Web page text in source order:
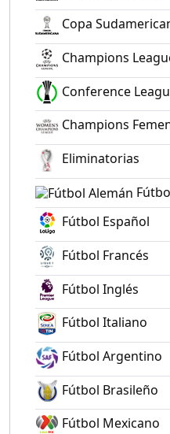
Copa
Champions
Conference
Champions
Eliminatorias
Fútbol Español
Fútbol Francés
Fútbol Inglés
Fútbol Italiano
Fútbol Argentino
Fútbol Brasileño
Fútbol Mexicano